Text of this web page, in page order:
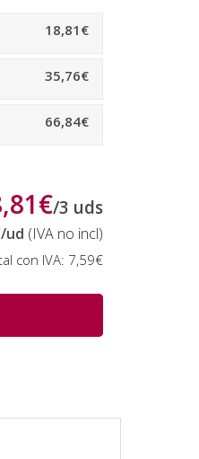
18,81€
35,76€
66,84€
/3 uds
/ud (IVA no incl)
con IVA: 7,59€